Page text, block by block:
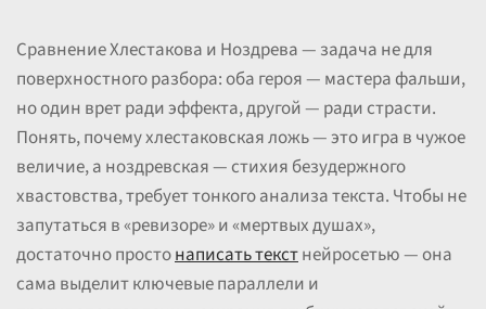
Сравнение Хлестакова и Ноздрева — задача не для
поверхностного разбора: оба героя — мастера фальши,
но один врет ради эффекта, другой — ради страсти.
Понять, почему хлестаковская ложь — это игра в чужое
величие, а ноздревская — стихия безудержного
хвастовства, требует тонкого анализа текста. Чтобы не
запутаться в «ревизоре» и «мертвых душах»,
достаточно простонаписать текстнейросетью — она
сама выделит ключевые параллели и